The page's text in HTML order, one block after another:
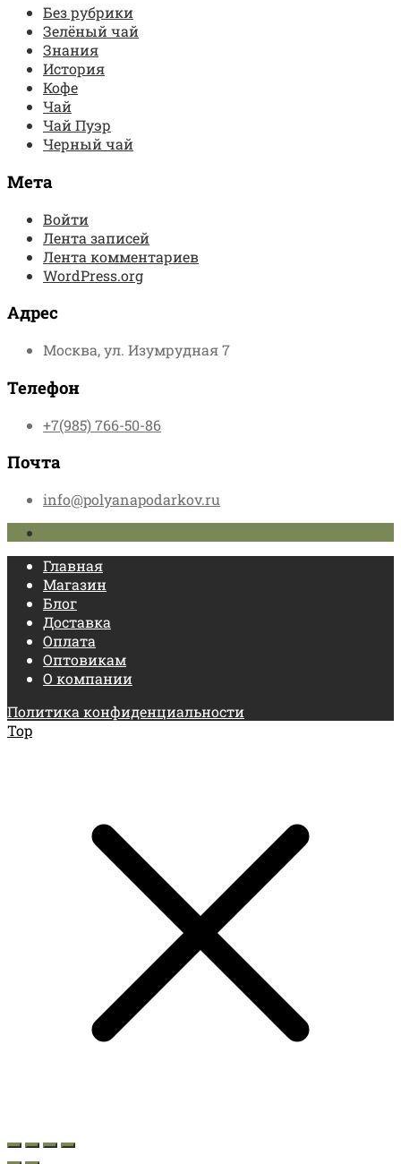
Без рубрики
Зелёный чай
Знания
История
Кофе
Чай
Чай Пуэр
Черный чай
Мета
Войти
Лента записей
Лента комментариев
WordPress.org
Адрес
Москва, ул. Изумрудная 7
Телефон
+7(985) 766-50-86
Почта
info@polyanapodarkov.ru
Главная
Магазин
Блог
Доставка
Оплата
Оптовикам
О компании
Политика конфиденциальности
Top